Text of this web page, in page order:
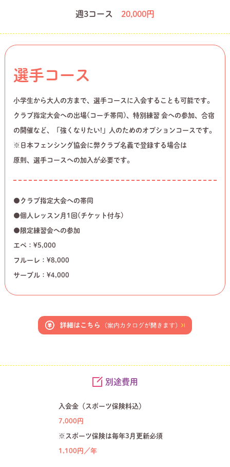
週3コース 20,000円
選手コース
小学生から大人の方まで、選手コースに入会することも可能です。
クラブ指定大会への出場(コーチ帯同)、特別練習 会への参加、合宿
の開催など、「強くなりたい!」人のためのオプションコースです。
※日本フェンシング協会に弊クラブ名義で登録する場合は
原則、選手コースへの加入が必要です。
●クラブ指定大会への帯同
●個人レッスン月1回(チケット付与)
●限定練習会への参加
エペ：¥5,000
フルーレ：¥8,000
サーブル：¥4,000
別途費用
入会金（スポーツ保険料込）
7,000円
※スポーツ保険は毎年3月更新必須
1,100円／年